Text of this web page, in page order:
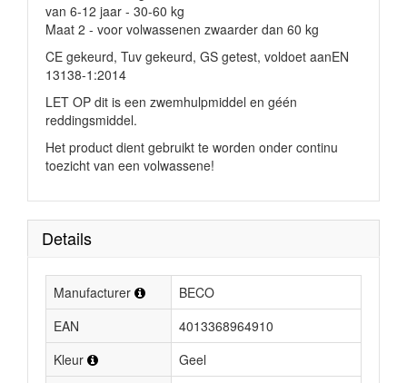
van 6-12 jaar - 30-60 kg
Maat 2 - voor volwassenen zwaarder dan 60 kg
CE gekeurd, Tuv gekeurd, GS getest, voldoet aanEN
13138-1:2014
LET OP dit is een zwemhulpmiddel en géén
reddingsmiddel.
Het product dient gebruikt te worden onder continu
toezicht van een volwassene!
Details
Manufacturer
BECO
EAN
4013368964910
Kleur
Geel